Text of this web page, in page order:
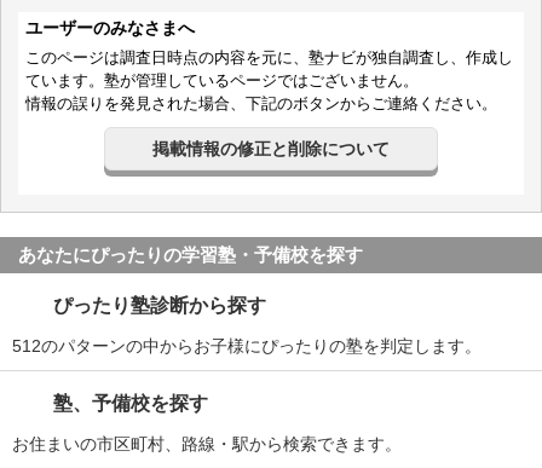
ユーザーのみなさまへ
このページは調査日時点の内容を元に、塾ナビが独自調査し、作成し
ています。塾が管理しているページではございません。
情報の誤りを発見された場合、下記のボタンからご連絡ください。
掲載情報の修正と削除について
あなたにぴったりの学習塾・予備校を探す
ぴったり塾診断から探す
512のパターンの中からお子様にぴったりの塾を判定します。
塾、予備校を探す
お住まいの市区町村、路線・駅から検索できます。